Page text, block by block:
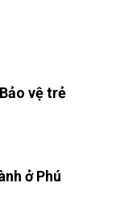
vệ trẻ
ở Phú